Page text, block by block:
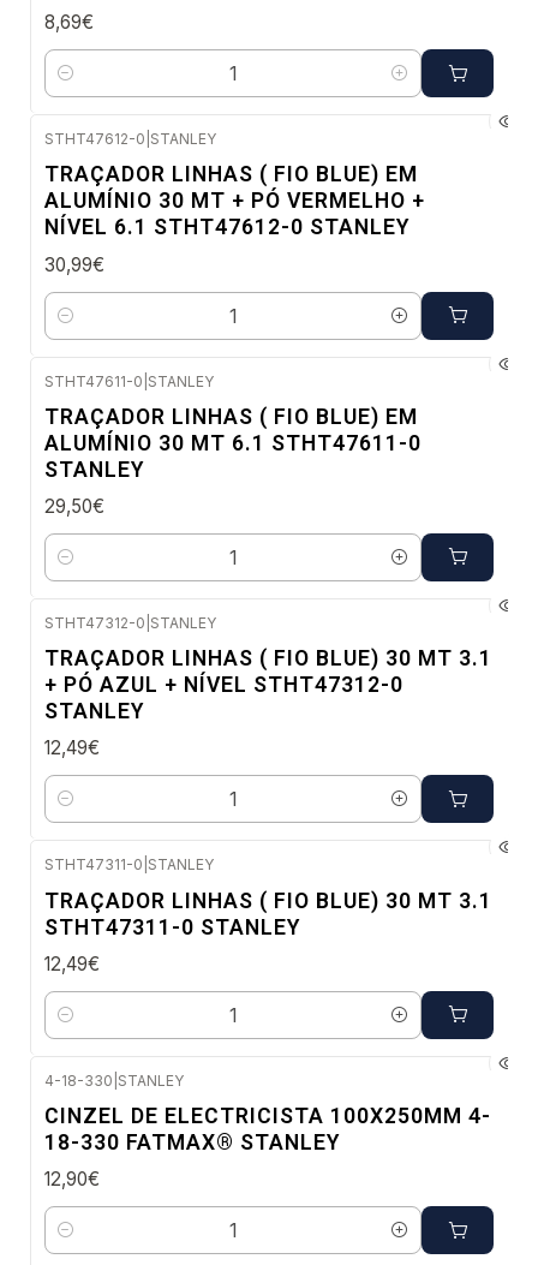
8,69€
Quantidade
STHT47612-0 STANLEY
TRAÇADOR LINHAS ( FIO BLUE) EM
ALUMÍNIO 30 MT + PÓ VERMELHO +
NÍVEL 6.1 STHT47612-0 STANLEY
30,99€
Quantidade
STHT47611-0 STANLEY
TRAÇADOR LINHAS ( FIO BLUE) EM
ALUMÍNIO 30 MT 6.1 STHT47611-0
STANLEY
29,50€
Quantidade
STHT47312-0 STANLEY
TRAÇADOR LINHAS ( FIO BLUE) 30 MT 3.1
+ PÓ AZUL + NÍVEL STHT47312-0
STANLEY
12,49€
Quantidade
STHT47311-0 STANLEY
TRAÇADOR LINHAS ( FIO BLUE) 30 MT 3.1
STHT47311-0 STANLEY
12,49€
Quantidade
4-18-330 STANLEY
CINZEL DE ELECTRICISTA 100X250MM 4-
18-330 FATMAX® STANLEY
12,90€
Quantidade